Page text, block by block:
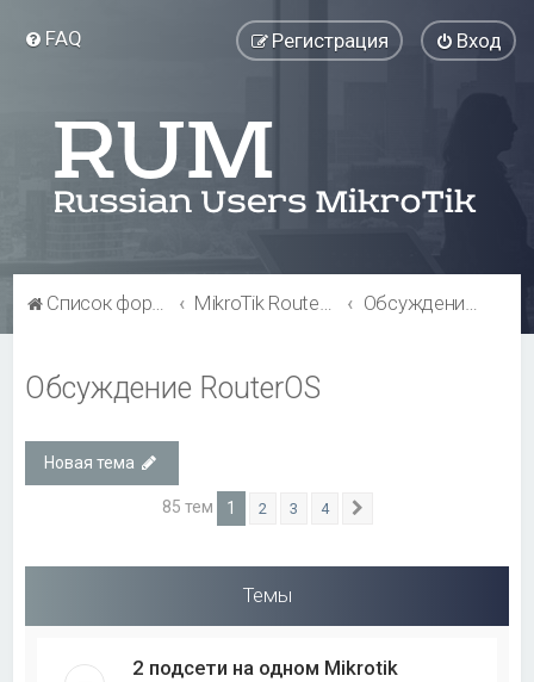
FAQ Вход
Регистрация
Список форумов MikroTik RouterOS Обсуждение RouterOS
Обсуждение RouterOS
Новая тема
85 тем 1 2 3 4
Темы
2 подсети на одном Mikrotik